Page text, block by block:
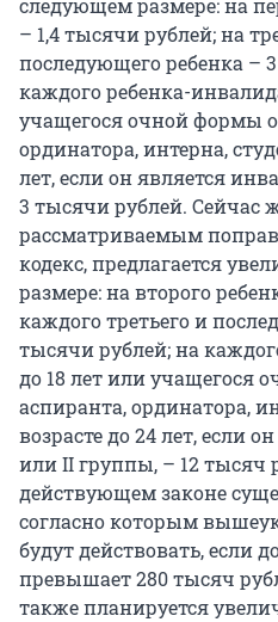
следующем размере: на
– 1,4 тысячи рублей; на
последующего ребенка –
каждого ребенка-
учащегося очной формы
ординатора, интерна,
лет, если он является
3 тысячи рублей. Сейчас
рассматриваемым
кодекс, предлагается
размере: на второго
каждого третьего и
тысячи рублей; на
до 18 лет или учащегося
аспиранта, ординатора,
возрасте до 24 лет, если
или II группы, – 12 тысяч
действующем законе
согласно которым
будут действовать, если
превышает 280 тысяч
также планируется